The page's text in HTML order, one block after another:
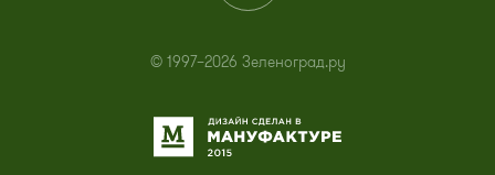
© 1997–2026 Зеленоград.ру